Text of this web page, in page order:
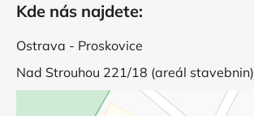
Kde nás najdete:
Ostrava - Proskovice
Nad Strouhou 221/18 (areál stavebnin)